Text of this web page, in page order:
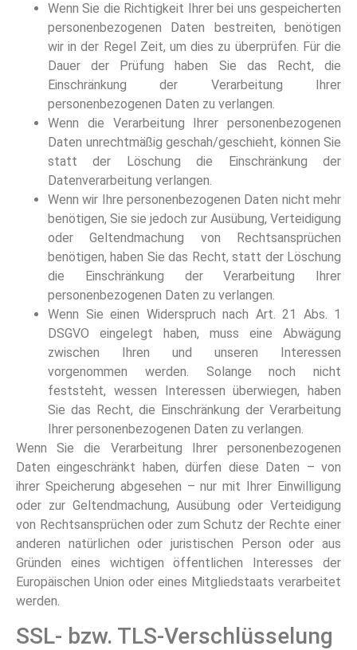
Wenn Sie die Richtigkeit Ihrer bei uns gespeicherten
personenbezogenen Daten bestreiten, benötigen
wir in der Regel Zeit, um dies zu überprüfen. Für die
Dauer der Prüfung haben Sie das Recht, die
Einschränkung der Verarbeitung Ihrer
personenbezogenen Daten zu verlangen.
Wenn die Verarbeitung Ihrer personenbezogenen
Daten unrechtmäßig geschah/geschieht, können Sie
statt der Löschung die Einschränkung der
Datenverarbeitung verlangen.
Wenn wir Ihre personenbezogenen Daten nicht mehr
benötigen, Sie sie jedoch zur Ausübung, Verteidigung
oder Geltendmachung von Rechtsansprüchen
benötigen, haben Sie das Recht, statt der Löschung
die Einschränkung der Verarbeitung Ihrer
personenbezogenen Daten zu verlangen.
Wenn Sie einen Widerspruch nach Art. 21 Abs. 1
DSGVO eingelegt haben, muss eine Abwägung
zwischen Ihren und unseren Interessen
vorgenommen werden. Solange noch nicht
feststeht, wessen Interessen überwiegen, haben
Sie das Recht, die Einschränkung der Verarbeitung
Ihrer personenbezogenen Daten zu verlangen.
Wenn Sie die Verarbeitung Ihrer personenbezogenen
Daten eingeschränkt haben, dürfen diese Daten – von
ihrer Speicherung abgesehen – nur mit Ihrer Einwilligung
oder zur Geltendmachung, Ausübung oder Verteidigung
von Rechtsansprüchen oder zum Schutz der Rechte einer
anderen natürlichen oder juristischen Person oder aus
Gründen eines wichtigen öffentlichen Interesses der
Europäischen Union oder eines Mitgliedstaats verarbeitet
werden.
SSL- bzw. TLS-Verschlüsselung